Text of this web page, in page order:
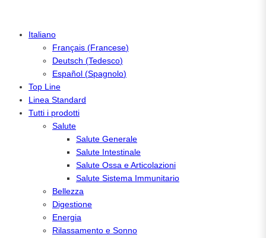
Italiano
Français (Francese)
Deutsch (Tedesco)
Español (Spagnolo)
Top Line
Linea Standard
Tutti i prodotti
Salute
Salute Generale
Salute Intestinale
Salute Ossa e Articolazioni
Salute Sistema Immunitario
Bellezza
Digestione
Energia
Rilassamento e Sonno